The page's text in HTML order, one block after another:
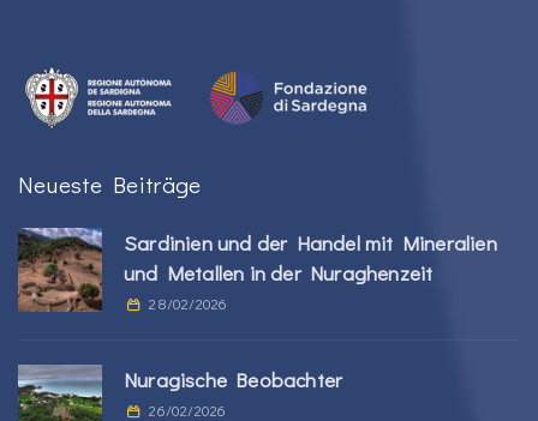
Neueste Beiträge
Sardinien und der Handel mit Mineralien
und Metallen in der Nuraghenzeit
28/02/2026
Nuragische Beobachter
26/02/2026